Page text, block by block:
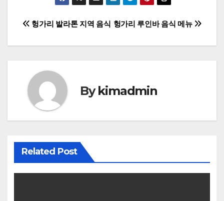
글
탐
헝가리 루인바 음식 메뉴
헝가리 발라톤 지역 음식
Bykimadmin
Related Post